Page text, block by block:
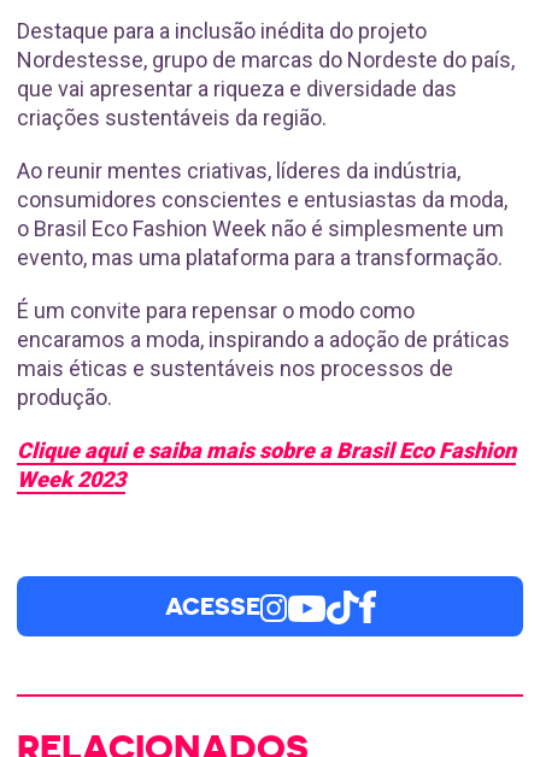
Destaque para a inclusão inédita do projeto
Nordestesse, grupo de marcas do Nordeste do país,
que vai apresentar a riqueza e diversidade das
criações sustentáveis da região.
Ao reunir mentes criativas, líderes da indústria,
consumidores conscientes e entusiastas da moda,
o Brasil Eco Fashion Week não é simplesmente um
evento, mas uma plataforma para a transformação.
É um convite para repensar o modo como
encaramos a moda, inspirando a adoção de práticas
mais éticas e sustentáveis nos processos de
produção.
Clique aqui e saiba mais sobre a Brasil Eco Fashion
Week 2023
ACESSE
RELACIONADOS